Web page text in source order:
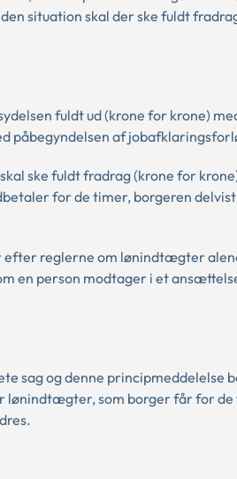
situation skal der ske fuldt
fuldt ud (krone for krone)
påbegyndelsen af
ske fuldt fradrag (krone for
for de timer, borgeren
reglerne om lønindtægter
en person modtager i et
sag og denne principmeddelelse
lønindtægter, som borger får for